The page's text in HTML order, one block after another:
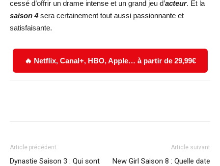
cessé d’offrir un drame intense et un grand jeu d’acteur. Et la
saison 4 sera certainement tout aussi passionnante et
satisfaisante.
🔥 Netflix, Canal+, HBO, Apple… à partir de 29,99€
Article précédent
Dynastie Saison 3 : Qui sont
Article suivant
New Girl Saison 8 : Quelle date